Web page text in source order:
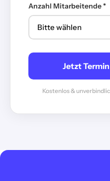
Anzahl Mitarbeitende *
Jetzt
Kostenlos &